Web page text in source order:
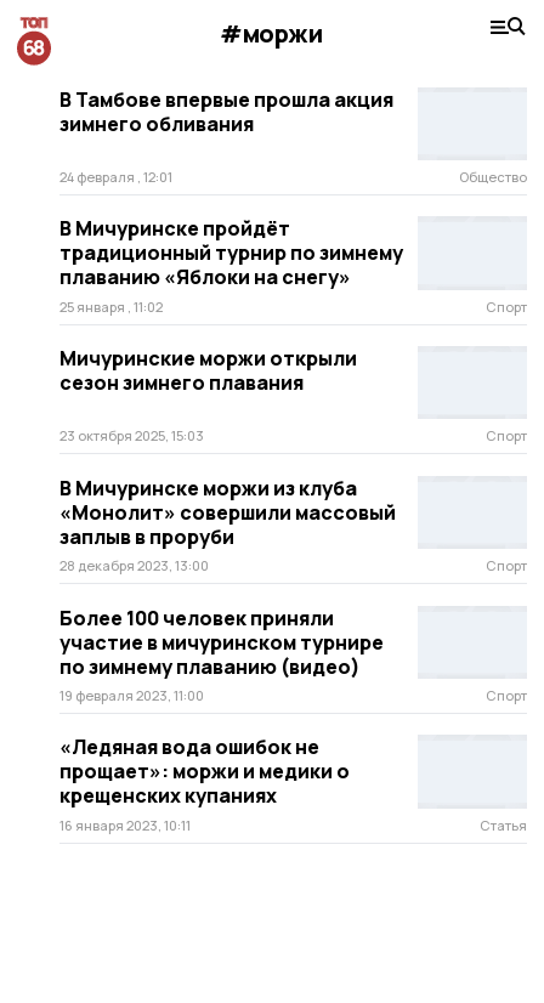
#моржи
В Тамбове впервые прошла акция
зимнего обливания
24 февраля , 12:01 Общество
В Мичуринске пройдёт
традиционный турнир по зимнему
плаванию «Яблоки на снегу»
25 января , 11:02 Спорт
Мичуринские моржи открыли
сезон зимнего плавания
23 октября 2025, 15:03 Спорт
В Мичуринске моржи из клуба
«Монолит» совершили массовый
заплыв в проруби
28 декабря 2023, 13:00 Спорт
Более 100 человек приняли
участие в мичуринском турнире
по зимнему плаванию (видео)
19 февраля 2023, 11:00 Спорт
«Ледяная вода ошибок не
прощает»: моржи и медики о
крещенских купаниях
16 января 2023, 10:11 Статья